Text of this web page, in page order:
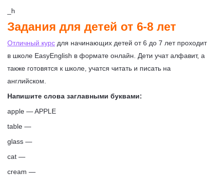
_h
Задания для детей от 6-8 лет
Отличный курс для начинающих детей от 6 до 7 лет проходит
в школе EasyEnglish в формате онлайн. Дети учат алфавит, а
также готовятся к школе, учатся читать и писать на
английском.
Напишите слова заглавными буквами:
apple — APPLE
table —
glass —
cat —
cream —